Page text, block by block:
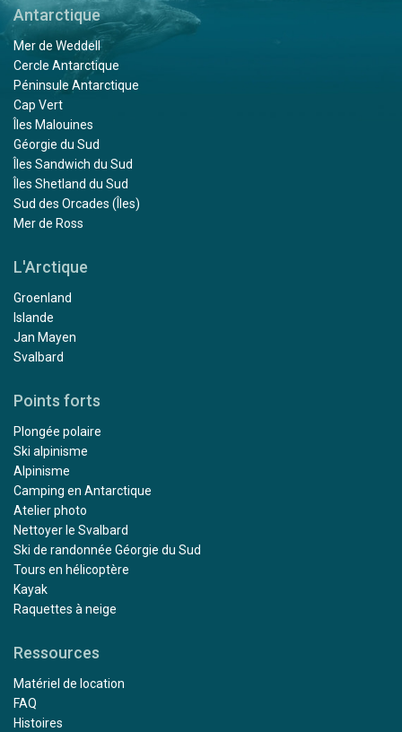
Antarctique
Mer de Weddell
Cercle Antarctique
Péninsule Antarctique
Cap Vert
Îles Malouines
Géorgie du Sud
Îles Sandwich du Sud
Îles Shetland du Sud
Sud des Orcades (Îles)
Mer de Ross
L'Arctique
Groenland
Islande
Jan Mayen
Svalbard
Points forts
Plongée polaire
Ski alpinisme
Alpinisme
Camping en Antarctique
Atelier photo
Nettoyer le Svalbard
Ski de randonnée Géorgie du Sud
Tours en hélicoptère
Kayak
Raquettes à neige
Ressources
Matériel de location
FAQ
Histoires